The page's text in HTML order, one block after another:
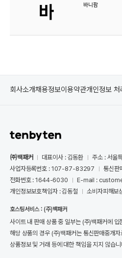
바니팜
회사소개채용정보이용약관개인정보 처
㈜백패커 대표이사 : 김동환
주소 : 서울
사업자등록번호 : 107-87-83297
통신
전화번호 : 1644-6030
E-mail :
개인정보보호책임자 : 김동철
소비자피해보
호스팅서비스 : (주)백패커
사이트 내 판매 상품 중 일부는 (주)백패커에
해당 상품의 경우 (주)백패커는 통신판매중개자
상품정보 및 거래 등에 대한 책임을 지지 않습니